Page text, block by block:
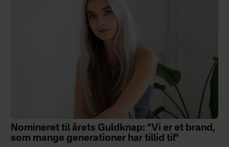
Nomineret til årets Guldknap: "Vi er et brand,
som mange generationer har tillid til"